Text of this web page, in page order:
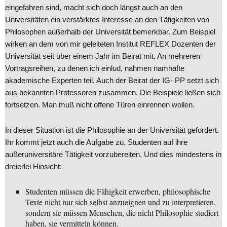
eingefahren sind, macht sich doch längst auch an den
Universitäten ein verstärktes Interesse an den Tätigkeiten von
Philosophen außerhalb der Universität bemerkbar. Zum Beispiel
wirken an dem von mir geleiteten Institut REFLEX Dozenten der
Universität seit über einem Jahr im Beirat mit. An mehreren
Vortragsreihen, zu denen ich einlud, nahmen namhafte
akademische Experten teil. Auch der Beirat der IG- PP setzt sich
aus bekannten Professoren zusammen. Die Beispiele ließen sich
fortsetzen. Man muß nicht offene Türen einrennen wollen.
In dieser Situation ist die Philosophie an der Universität gefordert.
Ihr kommt jetzt auch die Aufgabe zu, Studenten auf ihre
außeruniversitäre Tätigkeit vorzubereiten. Und dies mindestens in
dreierlei Hinsicht:
Studenten müssen die Fähigkeit erwerben, philosophische
Texte nicht nur sich selbst anzueignen und zu interpretieren,
sondern sie müssen Menschen, die nicht Philosophie studiert
haben, sie vermitteln können.